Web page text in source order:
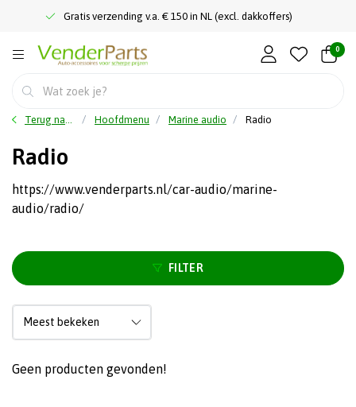
Gratis verzending v.a. € 150 in NL (excl. dakkoffers)
0
Terug naar home Hoofdmenu Marine audio Radio
Radio
https://www.venderparts.nl/car-audio/marine-
audio/radio/
FILTER
Geen producten gevonden!